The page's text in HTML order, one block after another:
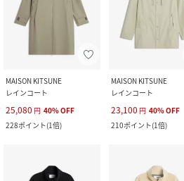
MAISON KITSUNE
レインコート
25,080 円 40%OFF
228ポイント(1倍)
MAISON KITSUNE
レインコート
23,100 円 40%OFF
210ポイント(1倍)